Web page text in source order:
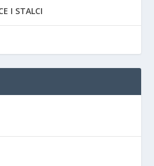
I STALCI